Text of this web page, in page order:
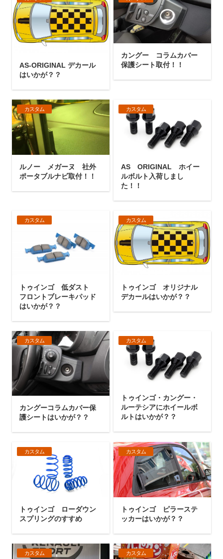
AS-ORIGINAL デカール
はいかが？？
カングー コラムカバー
保護シート取付！！
カスタム
ルノー メガーヌ 社外
ポータブルナビ取付！！
カスタム
AS ORIGINAL ホイー
ルボルト入荷しまし
た！！
カスタム
トゥインゴ 低ダスト
フロントブレーキパッド
はいかが？？
カスタム
トゥインゴ オリジナル
デカールはいかが？？
カスタム
カングーコラムカバー保
護シートはいかが？？
カスタム
トゥインゴ・カングー・
ルーテシアにホイールボ
ルトはいかが？？
カスタム
トゥインゴ ローダウン
スプリングのすすめ
カスタム
トゥインゴ ピラーステ
ッカーはいかが？？
カスタム カスタム